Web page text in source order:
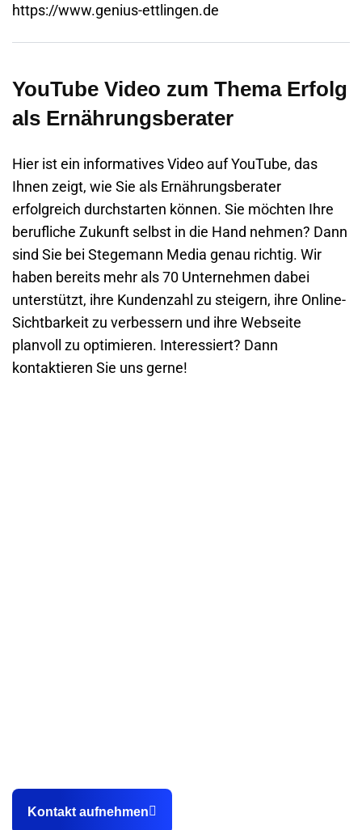
https://www.genius-ettlingen.de
YouTube Video zum Thema Erfolg
als Ernährungsberater
Hier ist ein informatives Video auf YouTube, das
Ihnen zeigt, wie Sie als Ernährungsberater
erfolgreich durchstarten können. Sie möchten Ihre
berufliche Zukunft selbst in die Hand nehmen? Dann
sind Sie bei Stegemann Media genau richtig. Wir
haben bereits mehr als 70 Unternehmen dabei
unterstützt, ihre Kundenzahl zu steigern, ihre Online-
Sichtbarkeit zu verbessern und ihre Webseite
planvoll zu optimieren. Interessiert? Dann
kontaktieren Sie uns gerne!
Kontakt aufnehmen